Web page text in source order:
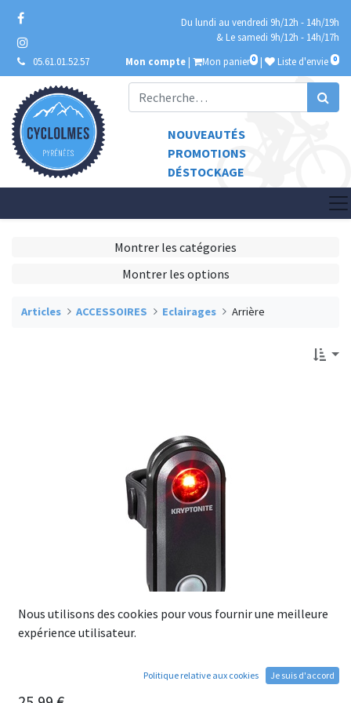
Du lundi au vendredi 9h/12h - 14h/19h
& Le samedi 9h/12h - 14h/17h
05.61.01.52.57
Mon compte | Mon panier 0 | Liste d'envie 0
NOUVEAUTÉS
PROMOTIONS
DÉSTOCKAGE
Montrer les catégories
Montrer les options
Articles ACCESSOIRES Eclairages Arrière
Eclairage KRYPTONITE R-30 USB 1 LED Arrière
Nous utilisons des cookies pour vous fournir une meilleure
expérience utilisateur.
Politique relative aux cookies Je suis d'accord